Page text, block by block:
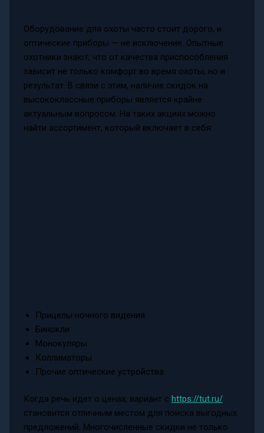
Оборудование для охоты часто стоит дорого, и
оптические приборы — не исключение. Опытные
охотники знают, что от качества приспособления
зависит не только комфорт во время охоты, но и
результат. В связи с этим, наличие скидок на
высококлассные приборы является крайне
актуальным вопросом. На таких акциях можно
найти ассортимент, который включает в себя:
Прицелы ночного видения
Бинокли
Монокуляры
Коллиматоры
Прочие оптические устройства
Когда речь идет о ценах, вариант с https://tut.ru/
становится отличным местом для поиска выгодных
предложений. Многочисленные скидки не только